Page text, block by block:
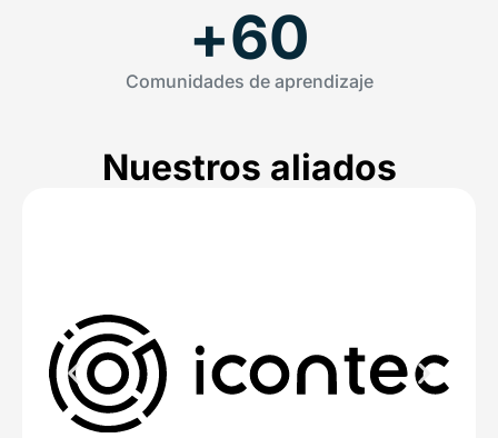
Comunidades de aprendizaje
+60
Nuestros aliados